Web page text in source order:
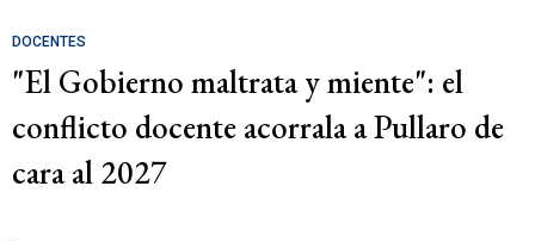
DOCENTES
"El Gobierno maltrata y miente": el
conflicto docente acorrala a Pullaro de
cara al 2027